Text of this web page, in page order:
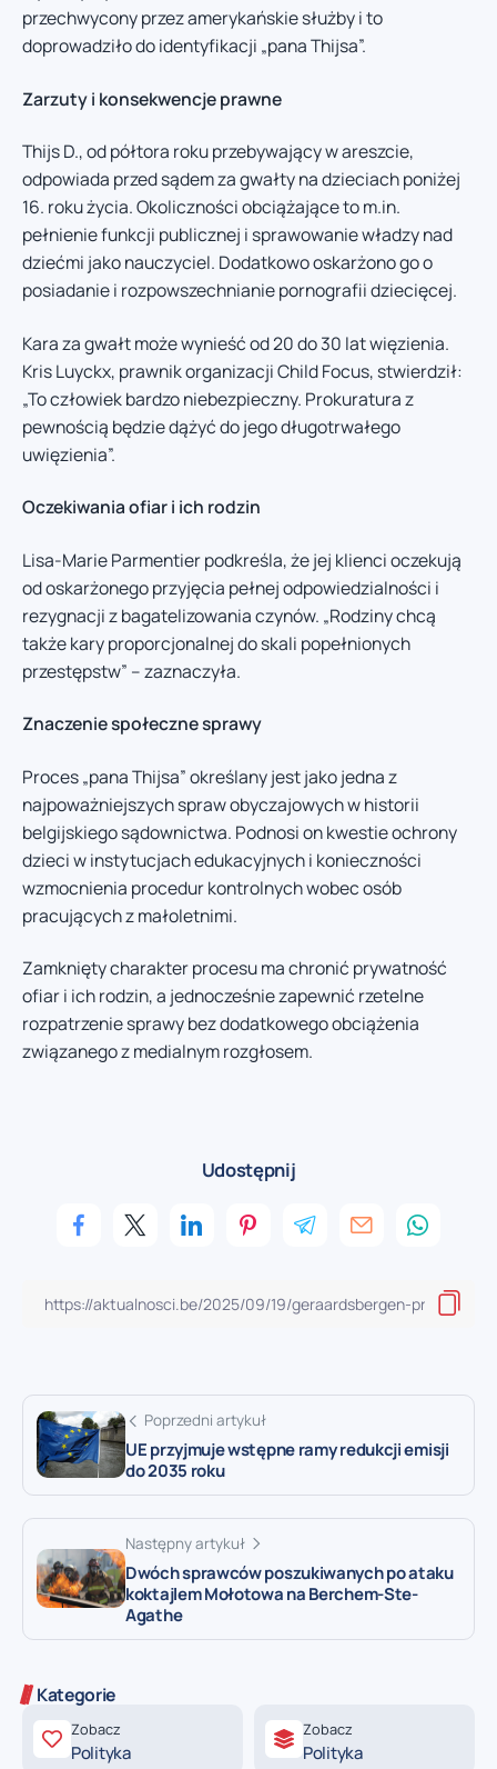
przechwycony przez amerykańskie służby i to
doprowadziło do identyfikacji „pana Thijsa”.
Zarzuty i konsekwencje prawne
Thijs D., od półtora roku przebywający w areszcie,
odpowiada przed sądem za gwałty na dzieciach poniżej
16. roku życia. Okoliczności obciążające to m.in.
pełnienie funkcji publicznej i sprawowanie władzy nad
dziećmi jako nauczyciel. Dodatkowo oskarżono go o
posiadanie i rozpowszechnianie pornografii dziecięcej.
Kara za gwałt może wynieść od 20 do 30 lat więzienia.
Kris Luyckx, prawnik organizacji Child Focus, stwierdził:
„To człowiek bardzo niebezpieczny. Prokuratura z
pewnością będzie dążyć do jego długotrwałego
uwięzienia”.
Oczekiwania ofiar i ich rodzin
Lisa-Marie Parmentier podkreśla, że jej klienci oczekują
od oskarżonego przyjęcia pełnej odpowiedzialności i
rezygnacji z bagatelizowania czynów. „Rodziny chcą
także kary proporcjonalnej do skali popełnionych
przestępstw” – zaznaczyła.
Znaczenie społeczne sprawy
Proces „pana Thijsa” określany jest jako jedna z
najpoważniejszych spraw obyczajowych w historii
belgijskiego sądownictwa. Podnosi on kwestie ochrony
dzieci w instytucjach edukacyjnych i konieczności
wzmocnienia procedur kontrolnych wobec osób
pracujących z małoletnimi.
Zamknięty charakter procesu ma chronić prywatność
ofiar i ich rodzin, a jednocześnie zapewnić rzetelne
rozpatrzenie sprawy bez dodatkowego obciążenia
związanego z medialnym rozgłosem.
Udostępnij
Poprzedni artykuł
UE przyjmuje wstępne ramy redukcji emisji
do 2035 roku
Następny artykuł
Dwóch sprawców poszukiwanych po ataku
koktajlem Mołotowa na Berchem-Ste-
Agathe
Kategorie
Zobacz
Polityka
Zobacz
Polityka